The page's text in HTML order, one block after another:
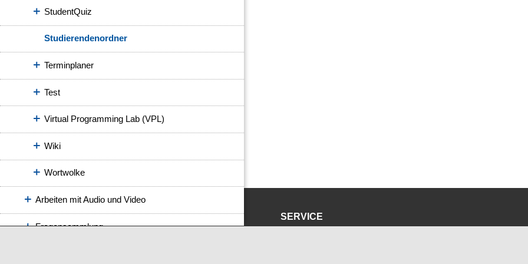
StudentQuiz
Studierendenordner
Terminplaner
Test
Virtual Programming Lab (VPL)
Wiki
Wortwolke
Arbeiten mit Audio und Video
Fragensammlung
SERVICE